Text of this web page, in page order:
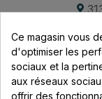
Ce magasin vous
d'optimiser les
sociaux et la
aux réseaux
offrir des